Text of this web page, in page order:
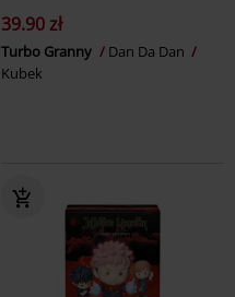
39.90 zł
Turbo Granny
Dan Da Dan
Kubek